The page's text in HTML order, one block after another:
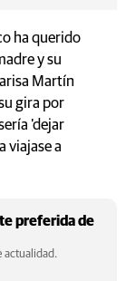
ha querido
y su
Martín
gira por
'dejar
viajase a
preferida de
actualidad.